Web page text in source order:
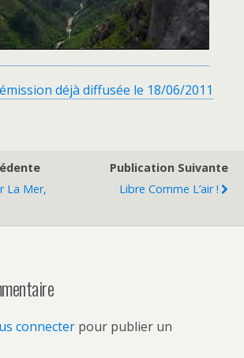
déjà diffusée le 18/06/2011
La Mer,
Publication Suivante
Libre Comme L’air !
connecter pour publier un